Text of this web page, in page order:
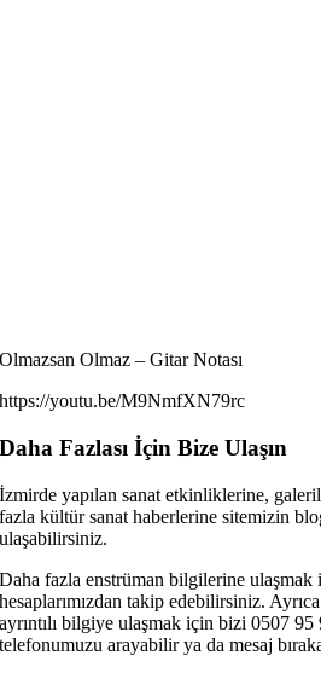
Olmazsan Olmaz – Gitar Notası
https://youtu.be/M9NmfXN79rc
Daha Fazlası İçin Bize Ulaşın
İzmirde yapılan sanat etkinliklerine,
fazla kültür sanat haberlerine sitemizin
ulaşabilirsiniz.
Daha fazla enstrüman bilgilerine ulaşmak
hesaplarımızdan takip edebilirsiniz.
ayrıntılı bilgiye ulaşmak için bizi 0507 95
telefonumuzu arayabilir ya da mesaj